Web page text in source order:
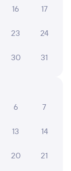
Подробнее
16 17
23 24
30 31
6 7
13 14
20 21